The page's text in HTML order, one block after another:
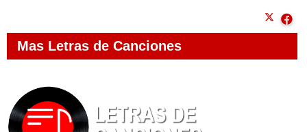
Mas Letras de Canciones